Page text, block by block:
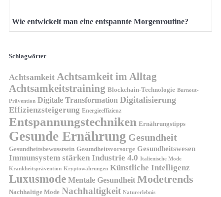
Wie entwickelt man eine entspannte Morgenroutine?
Schlagwörter
Achtsamkeit Achtsamkeit im Alltag
Achtsamkeitstraining Blockchain-Technologie Burnout-
Prävention Digitale Transformation Digitalisierung
Effizienzsteigerung Energieeffizienz
Entspannungstechniken Ernährungstipps
Gesunde Ernährung Gesundheit
Gesundheitsbewusstsein Gesundheitsvorsorge Gesundheitswesen
Immunsystem stärken Industrie 4.0 Italienische Mode
Krankheitsprävention Kryptowährungen Künstliche Intelligenz
Luxusmode Mentale Gesundheit Modetrends
Nachhaltige Mode Nachhaltigkeit Naturerlebnis